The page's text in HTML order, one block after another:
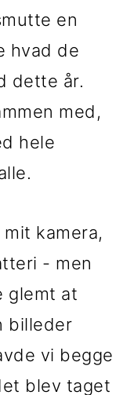
en
hvad de
dette år.
med,
hele
kamera,
- men
glemt at
billeder
vi begge
blev taget